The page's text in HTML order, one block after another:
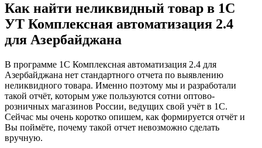
Как найти неликвидный товар в 1С
УТ Комплексная автоматизация 2.4
для Азербайджана
В программе 1С Комплексная автоматизация 2.4 для
Азербайджана нет стандартного отчета по выявлению
неликвидного товара. Именно поэтому мы и разработали
такой отчёт, которым уже пользуются сотни оптово-
розничных магазинов России, ведущих свой учёт в 1С.
Сейчас мы очень коротко опишем, как формируется отчёт и
Вы поймёте, почему такой отчет невозможно сделать
вручную.